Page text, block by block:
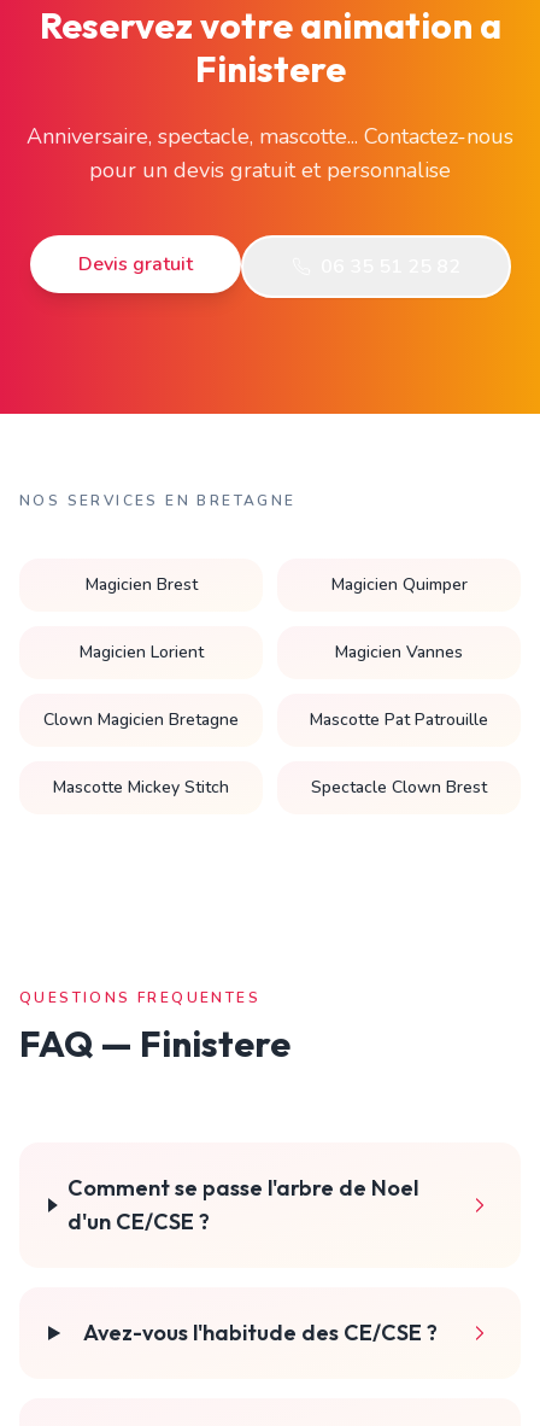
Reservez votre animation a
Finistere
Anniversaire, spectacle, mascotte... Contactez-nous
pour un devis gratuit et personnalise
Devis gratuit
NOS SERVICES EN BRETAGNE
Magicien Brest Magicien Quimper
Magicien Lorient Magicien Vannes
Clown Magicien Bretagne Mascotte Pat Patrouille
Mascotte Mickey Stitch Spectacle Clown Brest
QUESTIONS FREQUENTES
FAQ — Finistere
Comment se passe l'arbre de Noel
d'un CE/CSE ?
Avez-vous l'habitude des CE/CSE ?